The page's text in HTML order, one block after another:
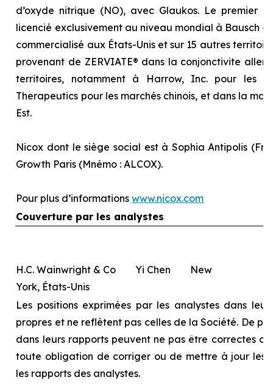
d’oxyde nitrique (NO), avec Glaukos. Le premier
licencié exclusivement au niveau mondial à Bausch +
commercialisé aux États-Unis et sur 15 autres
provenant de ZERVIATE® dans la conjonctivite
territoires, notamment à Harrow, Inc. pour les
Therapeutics pour les marchés chinois, et dans la
Est.
Nicox dont le siège social est à Sophia Antipolis
Growth Paris (Mnémo : ALCOX).
Pour plus d’informationswww.nicox.com
Couverture par les analystes
H.C. Wainwright & Co Yi Chen New
York, États-Unis
Les positions exprimées par les analystes dans
propres et ne reflètent pas celles de la Société. De
dans leurs rapports peuvent ne pas être correctes
toute obligation de corriger ou de mettre à jour les
les rapports des analystes.